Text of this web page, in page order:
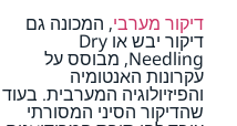
דיקור מערבי, המכונה גם
דיקור יבש או Dry
Needling, מבוסס על
עקרונות האנטומיה
והפיזיולוגיה המערבית. בעוד
שהדיקור הסיני המסורתי